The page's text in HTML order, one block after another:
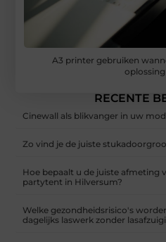
A3 printer gebruiken
RECENTE
Cinewall als blikvanger in uw
Zo vind je de juiste
Hoe bepaalt u de juiste afmeting
partytent in Hilversum?
Welke gezondheidsrisico's
dagelijks laswerk zonder